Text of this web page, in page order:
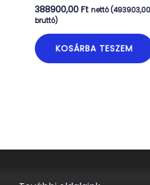
388900,00Ft nettó (
bruttó)
KOSÁRBA TESZEM